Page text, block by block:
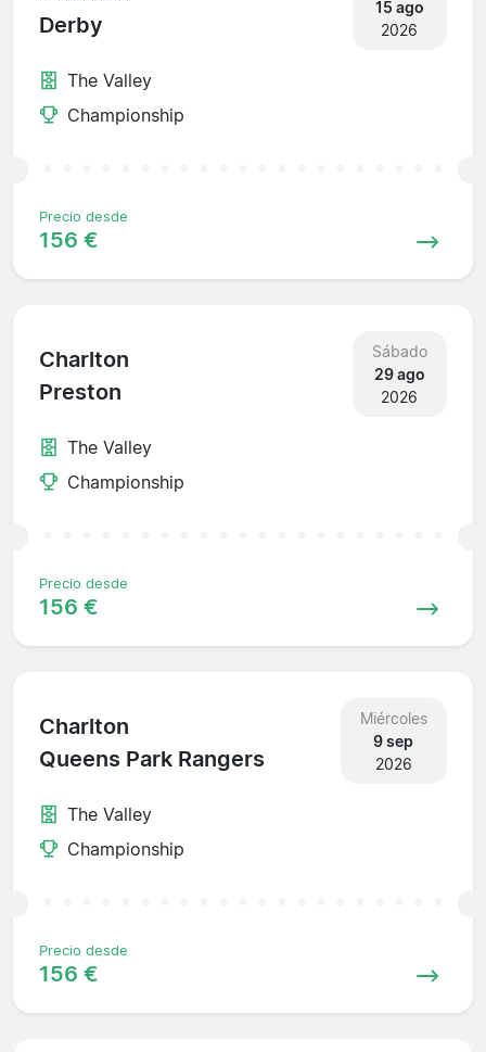
Derby
15 ago
2026
The Valley
Championship
Precio desde
156 €
Charlton
Preston
Sábado
29 ago
2026
The Valley
Championship
Precio desde
156 €
Charlton
Queens Park Rangers
Miércoles
9 sep
2026
The Valley
Championship
Precio desde
156 €